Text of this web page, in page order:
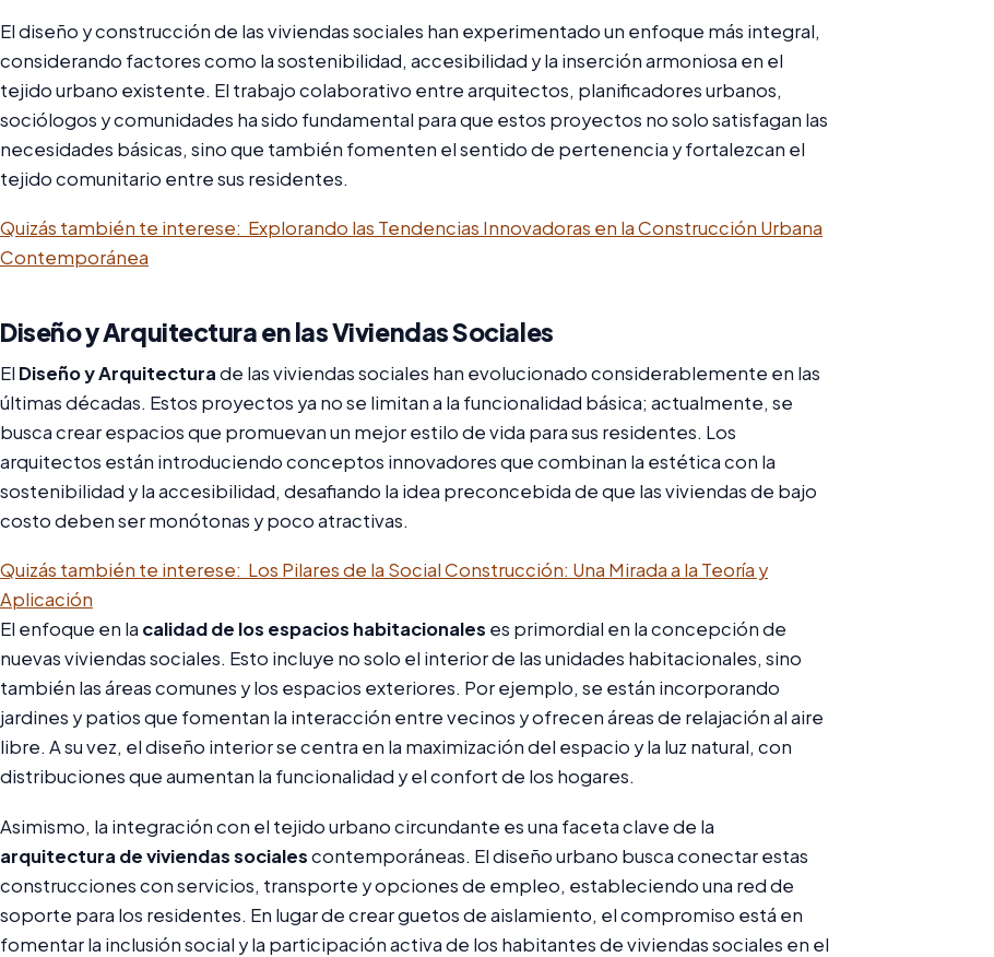
El diseño y construcción de las viviendas sociales han experimentado un enfoque más integral,
considerando factores como la sostenibilidad, accesibilidad y la inserción armoniosa en el
tejido urbano existente. El trabajo colaborativo entre arquitectos, planificadores urbanos,
sociólogos y comunidades ha sido fundamental para que estos proyectos no solo satisfagan las
necesidades básicas, sino que también fomenten el sentido de pertenencia y fortalezcan el
tejido comunitario entre sus residentes.
Quizás también te interese: Explorando las Tendencias Innovadoras en la Construcción Urbana
Contemporánea
Diseño y Arquitectura en las Viviendas Sociales
El Diseño y Arquitecturade las viviendas sociales han evolucionado considerablemente en las
últimas décadas. Estos proyectos ya no se limitan a la funcionalidad básica; actualmente, se
busca crear espacios que promuevan un mejor estilo de vida para sus residentes. Los
arquitectos están introduciendo conceptos innovadores que combinan la estética con la
sostenibilidad y la accesibilidad, desafiando la idea preconcebida de que las viviendas de bajo
costo deben ser monótonas y poco atractivas.
Quizás también te interese: Los Pilares de la Social Construcción: Una Mirada a la Teoría y
Aplicación
El enfoque en la calidad de los espacios habitacionales es primordial en la concepción de
nuevas viviendas sociales. Esto incluye no solo el interior de las unidades habitacionales, sino
también las áreas comunes y los espacios exteriores. Por ejemplo, se están incorporando
jardines y patios que fomentan la interacción entre vecinos y ofrecen áreas de relajación al aire
libre. A su vez, el diseño interior se centra en la maximización del espacio y la luz natural, con
distribuciones que aumentan la funcionalidad y el confort de los hogares.
Asimismo, la integración con el tejido urbano circundante es una faceta clave de la
arquitectura de viviendas socialescontemporáneas. El diseño urbano busca conectar estas
construcciones con servicios, transporte y opciones de empleo, estableciendo una red de
soporte para los residentes. En lugar de crear guetos de aislamiento, el compromiso está en
fomentar la inclusión social y la participación activa de los habitantes de viviendas sociales en el